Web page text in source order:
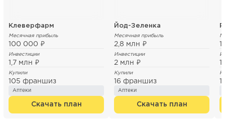
Клеверфарм
Месячная прибыль
100 000 ₽
Инвестиции
1,7 млн ₽
Купили
105 франшиз
Аптеки
Скачать план
Йод-Зеленка
Месячная прибыль
2,8 млн ₽
Инвестиции
2 млн ₽
Купили
16 франшиз
Аптеки
Скачать план